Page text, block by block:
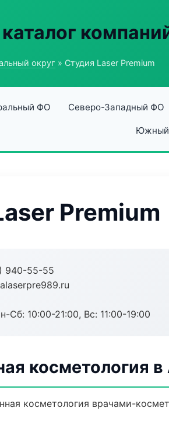
округ » Студия Laser Premium
ФО Северо-Западный ФО
Premium
940-55-55
Сб: 10:00-21:00, Вс: 11:00-19:00
косметология
косметология врачами-